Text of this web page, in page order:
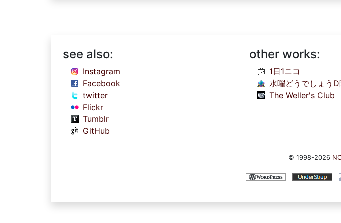
see also:
Instagram
Facebook
twitter
Flickr
Tumblr
GitHub
other works:
1日1ニコ
水曜どうでしょう
The Weller's Club
© 1998-2026